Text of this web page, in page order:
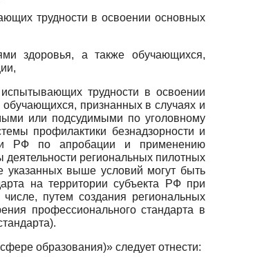
трудности в освоении основных
здоровья, а также обучающихся,
трудности в освоении
признанных в случаях и
или подсудимыми по уголовному
профилактики безнадзорности и
РФ по апробации и применению
деятельности региональных пилотных
указанных выше условий могут быть
на территории субъекта РФ при
путем создания региональных
профессионального стандарта в
образования)» следует отнести: